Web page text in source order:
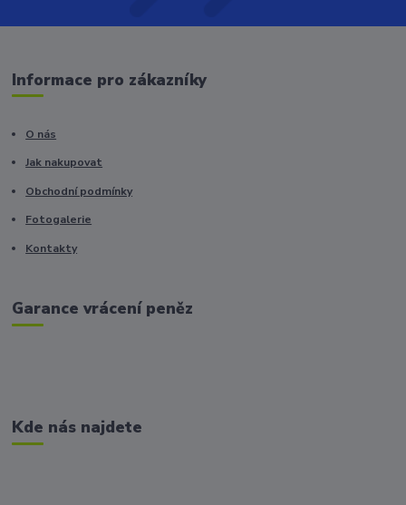
Informace pro zákazníky
O nás
Jak nakupovat
Obchodní podmínky
Fotogalerie
Kontakty
Garance vrácení peněz
Kde nás najdete